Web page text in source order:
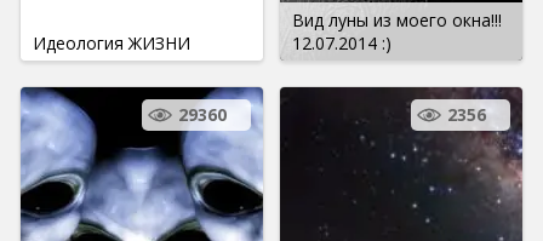
Идеология ЖИЗНИ
Вид луны из моего окна!!!
12.07.2014 :)
29360 2356